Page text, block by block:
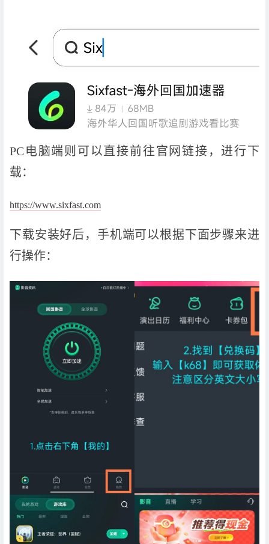
PC电脑端则可以直接前往官网链接，进行下
载：
https://www.sixfast.com
下载安装好后，手机端可以根据下面步骤来进
行操作：